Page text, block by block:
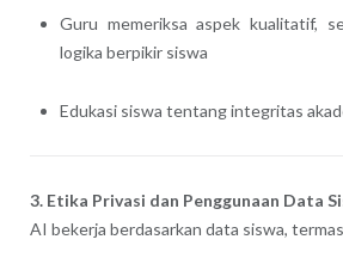
Guru memeriksa aspek kualitatif,
logika berpikir siswa
Edukasi siswa tentang integritas
3. Etika Privasi dan Penggunaan Data
AI bekerja berdasarkan data siswa,